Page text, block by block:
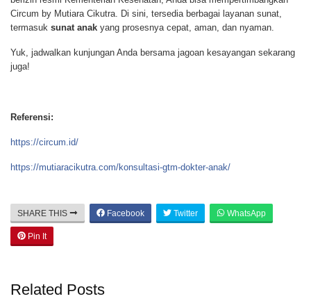
Circum by Mutiara Cikutra. Di sini, tersedia berbagai layanan sunat,
termasuk sunat anak yang prosesnya cepat, aman, dan nyaman.
Yuk, jadwalkan kunjungan Anda bersama jagoan kesayangan sekarang
juga!
Referensi:
https://circum.id/
https://mutiaracikutra.com/konsultasi-gtm-dokter-anak/
SHARE THIS Facebook Twitter WhatsApp
Pin It
Related Posts